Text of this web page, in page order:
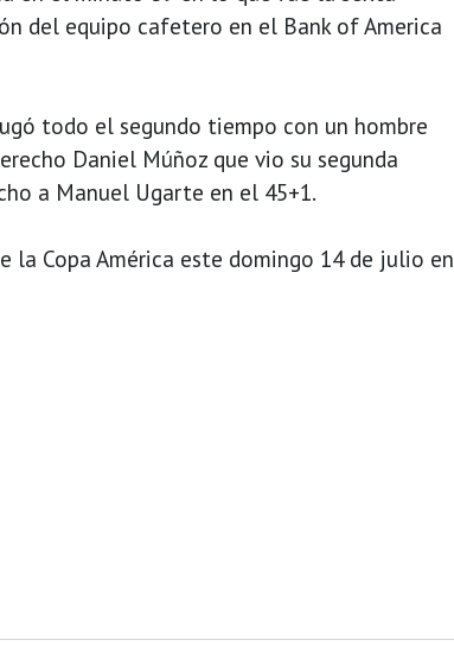
del equipo cafetero en el Bank of America
todo el segundo tiempo con un hombre
Daniel Múñoz que vio su segunda
a Manuel Ugarte en el 45+1.
la Copa América este domingo 14 de julio en